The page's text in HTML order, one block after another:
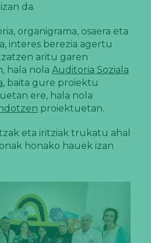
da.
organigrama, osaera eta
interes berezia agertu
aritu garen
hala nola Auditoria Soziala
, baita gure proiektu
ere, hala nola
proiektuetan.
eta iritziak trukatu ahal
honako hauek izan